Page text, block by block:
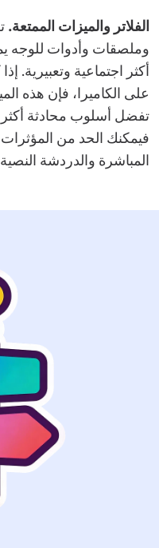
الفلاتر والميزات الممتعة.
وملصقات وأدوات للوجه
أكثر اجتماعية
على الكاميرا، فإن هذه
تفضل أسلوب محادثة أكثر
فيمكنك الحد من
المباشرة والدردشة